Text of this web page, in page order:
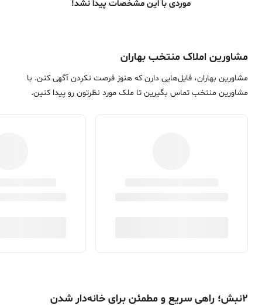
موردی با این مشخصات پیدا نشد!
مشاورین املاک منتخب بهاران
مشاورین بهاران، فایل‌هایی دارن که هنوز فرصت نکردن آگهی کنن. با
مشاورین منتخب تماس بگیرین تا ملک مورد نظرتون رو پیدا کنین.
۲نبش؛ راهی سریع و مطمئن برای خانه‌دار شدن